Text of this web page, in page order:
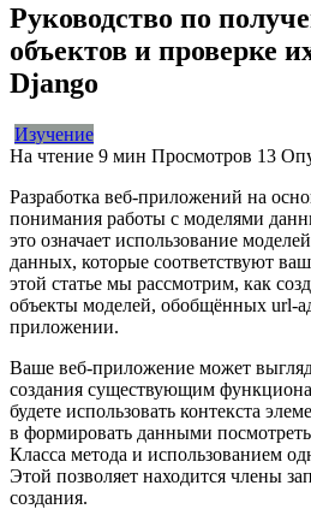
Руководство по
объектов и проверке
Django
Изучение
На чтение 9 мин Просмотров 13
Разработка веб-приложений на
понимания работы с моделями
это означает использование
данных, которые соответствуют
этой статье мы рассмотрим, как
объекты моделей, обобщённых url-
приложении.
Ваше веб-приложение может
создания существующим
будете использовать контекста
в формировать данными
Класса метода и использованием
Этой позволяет находится члены
создания.